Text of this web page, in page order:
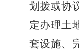
划拨或协
定办理土
套设施、